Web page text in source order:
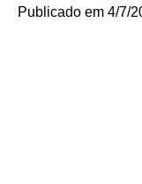
Publicado em 4/7/